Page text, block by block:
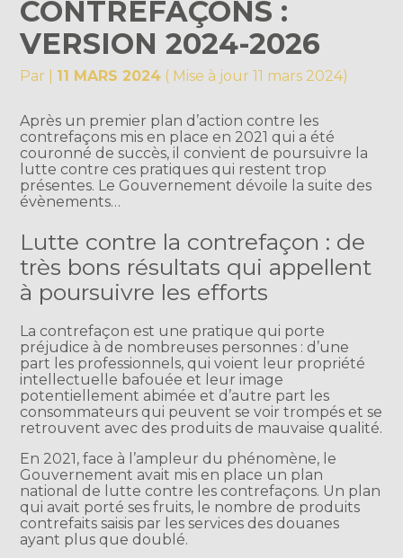
CONTREFAÇONS :
VERSION 2024-2026
Par 11 MARS 2024 ( Mise à jour 11 mars 2024)
Après un premier plan d’action contre les
contrefaçons mis en place en 2021 qui a été
couronné de succès, il convient de poursuivre la
lutte contre ces pratiques qui restent trop
présentes. Le Gouvernement dévoile la suite des
évènements…
Lutte contre la contrefaçon : de
très bons résultats qui appellent
à poursuivre les efforts
La contrefaçon est une pratique qui porte
préjudice à de nombreuses personnes : d’une
part les professionnels, qui voient leur propriété
intellectuelle bafouée et leur image
potentiellement abimée et d’autre part les
consommateurs qui peuvent se voir trompés et se
retrouvent avec des produits de mauvaise qualité.
En 2021, face à l’ampleur du phénomène, le
Gouvernement avait mis en place un plan
national de lutte contre les contrefaçons. Un plan
qui avait porté ses fruits, le nombre de produits
contrefaits saisis par les services des douanes
ayant plus que doublé.